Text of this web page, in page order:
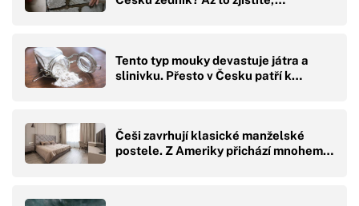
Tento typ mouky devastuje játra a
slinivku. Přesto v Česku patří k…
Češi zavrhují klasické manželské
postele. Z Ameriky přichází mnohem…